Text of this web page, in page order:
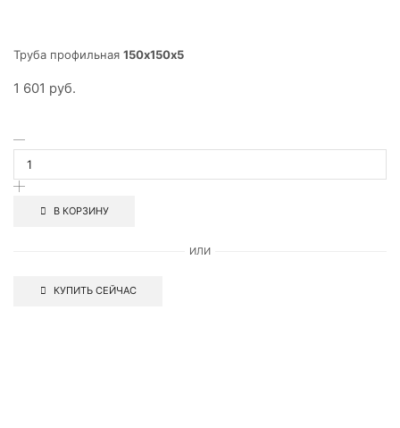
Труба профильная 150х150х5
1 601 руб.
В КОРЗИНУ
ИЛИ
КУПИТЬ СЕЙЧАС